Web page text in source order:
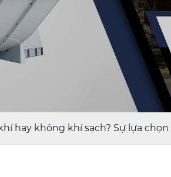
hay không khí sạch? Sự lựa